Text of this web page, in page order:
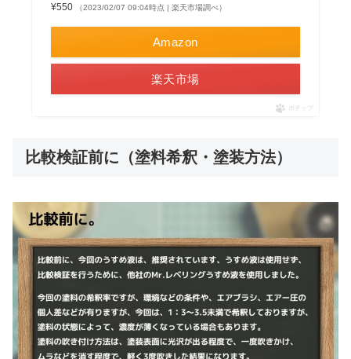
¥550
（2023/02/07 09:04時点 | 楽天市場調べ）
Amazon
楽天市場
ポチップ
比較検証前に（塗料希釈・塗装方法）